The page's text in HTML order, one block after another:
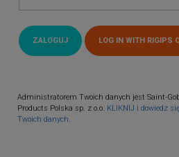
Administratorem Twoich danych jest Saint-
Products Polska sp. z o.o. KLIKNIJ i dowiedz
Twoich danych.